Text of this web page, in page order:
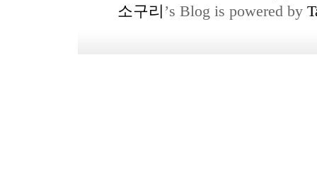
소구리 ’s Blog is powered by